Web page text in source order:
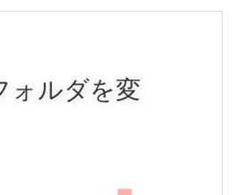
ォルダを変